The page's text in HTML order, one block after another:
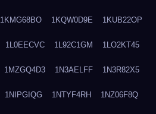
1KMG68BO 1KQW0D9E 1KUB22OP
1L0EECVC 1L92C1GM 1LO2KT45
1MZGQ4D3 1N3AELFF 1N3R82X5
1NIPGIQG 1NTYF4RH 1NZ06F8Q